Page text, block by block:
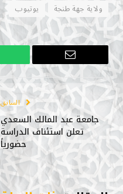
ولاية جهة طنجة
يوتيوب
البريد
الإلكتروني
السابق
جامعة عبد المالك السعدي
تعلن استئناف الدراسة
حضورياً